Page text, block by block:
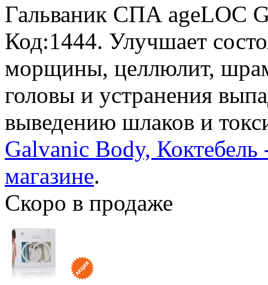
Гальваник СПА ageLOC
Код:1444. Улучшает
морщины, целлюлит,
головы и устранения
выведению шлаков и
Galvanic Body,
магазине.
Скоро в продаже